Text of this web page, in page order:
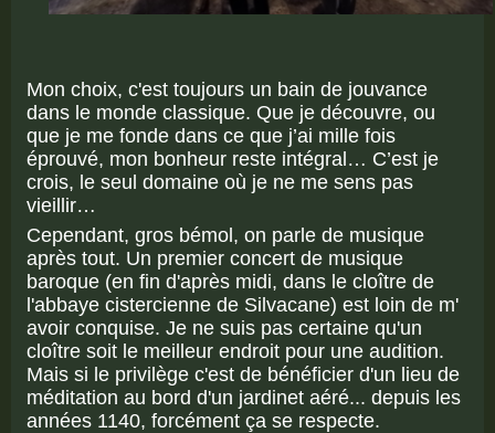
Mon choix, c'est toujours un bain de jouvance
dans le monde classique. Que je découvre, ou
que je me fonde dans ce que j’ai mille fois
éprouvé, mon bonheur reste intégral… C’est je
crois, le seul domaine où je ne me sens pas
vieillir…
Cependant, gros bémol, on parle de musique
après tout. Un premier concert de musique
baroque (en fin d'après midi, dans le cloître de
l'abbaye cistercienne de Silvacane) est loin de m'
avoir conquise. Je ne suis pas certaine qu'un
cloître soit le meilleur endroit pour une audition.
Mais si le privilège c'est de bénéficier d'un lieu de
méditation au bord d'un jardinet aéré... depuis les
années 1140, forcément ça se respecte.